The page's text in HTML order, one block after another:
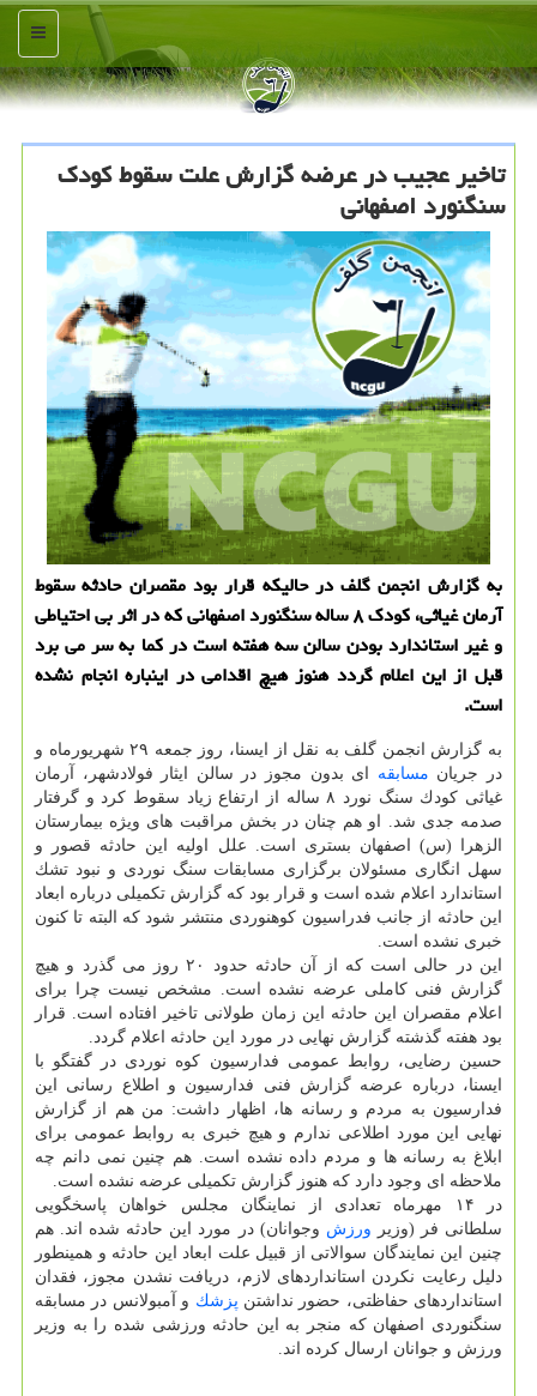
منو
تاخیر عجیب در عرضه گزارش علت سقوط كودك
سنگنورد اصفهانی
به گزارش انجمن گلف در حالیكه قرار بود مقصران حادثه سقوط
آرمان غیاثی، كودك ۸ ساله سنگنورد اصفهانی كه در اثر بی احتیاطی
و غیر استاندارد بودن سالن سه هفته است در كما به سر می برد
قبل از این اعلام گردد هنوز هیچ اقدامی در اینباره انجام نشده
است.
به گزارش انجمن گلف به نقل از ایسنا، روز جمعه ۲۹ شهریورماه و
در جریان مسابقه ای بدون مجوز در سالن ایثار فولادشهر، آرمان
غیاثی كودك سنگ نورد ۸ ساله از ارتفاع زیاد سقوط كرد و گرفتار
صدمه جدی شد. او هم چنان در بخش مراقبت های ویژه بیمارستان
الزهرا (س) اصفهان بستری است. علل اولیه این حادثه قصور و
سهل انگاری مسئولان برگزاری مسابقات سنگ نوردی و نبود تشك
استاندارد اعلام شده است و قرار بود كه گزارش تكمیلی درباره ابعاد
این حادثه از جانب فدراسیون كوهنوردی منتشر شود كه البته تا كنون
خبری نشده است.
این در حالی است كه از آن حادثه حدود ۲۰ روز می گذرد و هیچ
گزارش فنی كاملی عرضه نشده است. مشخص نیست چرا برای
اعلام مقصران این حادثه این زمان طولانی تاخیر افتاده است. قرار
بود هفته گذشته گزارش نهایی در مورد این حادثه اعلام گردد.
حسین رضایی، روابط عمومی فدارسیون كوه نوردی در گفتگو با
ایسنا، درباره عرضه گزارش فنی فدارسیون و اطلاع رسانی این
فدارسیون به مردم و رسانه ها، اظهار داشت: من هم از گزارش
نهایی این مورد اطلاعی ندارم و هیچ خبری به روابط عمومی برای
ابلاغ به رسانه ها و مردم داده نشده است. هم چنین نمی دانم چه
ملاحظه ای وجود دارد كه هنوز گزارش تكمیلی عرضه نشده است.
در ۱۴ مهرماه تعدادی از نماینگان مجلس خواهان پاسخگویی
سلطانی فر (وزیر ورزش وجوانان) در مورد این حادثه شده اند. هم
چنین این نمایندگان سوالاتی از قبیل علت ابعاد این حادثه و همینطور
دلیل رعایت نكردن استانداردهای لازم، دریافت نشدن مجوز، فقدان
استانداردهای حفاظتی، حضور نداشتن پزشك و آمبولانس در مسابقه
سنگنوردی اصفهان كه منجر به این حادثه ورزشی شده را به وزیر
ورزش و جوانان ارسال كرده اند.